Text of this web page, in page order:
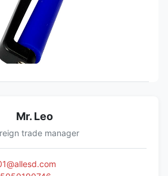
Mr. Leo
trade manager